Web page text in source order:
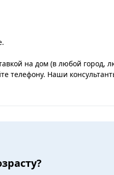
на дом (в любой город,
телефону. Наши